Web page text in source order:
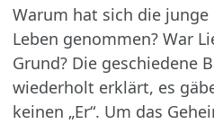
Warum hat sich die
Leben genommen? War
Grund? Die geschiedene
wiederholt erklärt, es
keinen „Er“. Um das